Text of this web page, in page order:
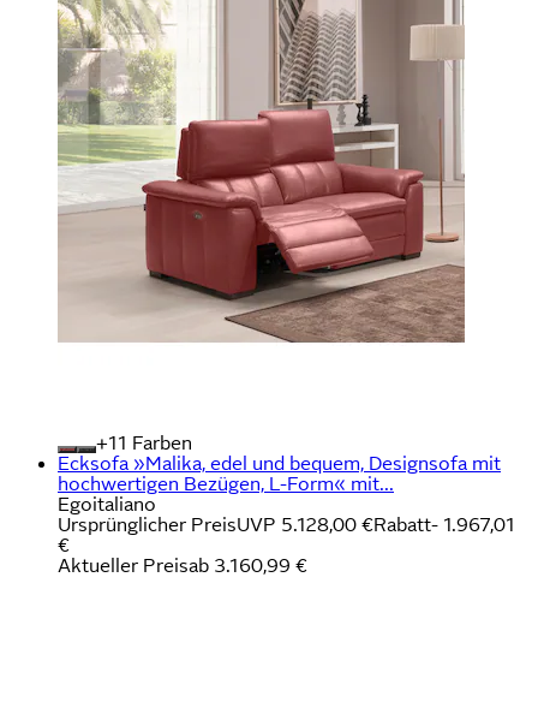
+
Farben
Ecksofa »Malika, edel und bequem, Designsofa mit
hochwertigen Bezügen, L-Form« mit...
Egoitaliano
Ursprünglicher PreisUVP 5.128,00 €Rabatt- 1.967,01
€
Aktueller Preisab 3.160,99 €